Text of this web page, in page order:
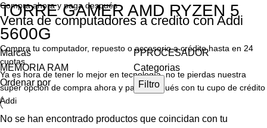
Compra ahora y paga después
Venta de computadores a credito con Addi
Compra tu computador, repuesto o accesorio a crédito hasta en 24
cuotas.
Ya es hora de tener lo mejor en tecnología, no te pierdas nuestra
súper opción de compra ahora y paga después con tu cupo de crédito
Addi
TORRE GAMER AMD RYZEN 5
5600G
Marcas
PPROCESADOR
MEMORIA RAM
Categorias
Ordenar por
Filtro
No se han encontrado productos que coincidan con tu